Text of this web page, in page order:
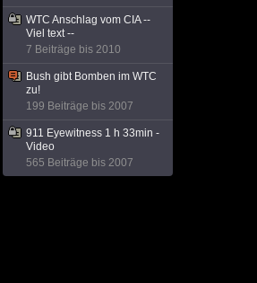
WTC Anschlag vom CIA --
Viel text --
7 Beiträge bis 2010
Bush gibt Bomben im WTC
zu!
199 Beiträge bis 2007
911 Eyewitness 1 h 33min -
Video
565 Beiträge bis 2007